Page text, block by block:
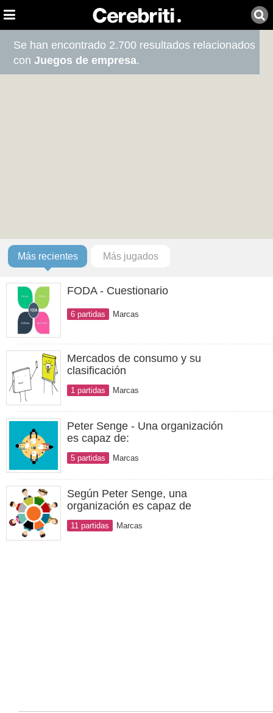
Se han encontrado 2.700 resultados relacionados
conJuegos de empresa.
Más recientes Más jugados
FODA - Cuestionario
6 partidas Marcas
Mercados de consumo y su
clasificación
1 partidas Marcas
Peter Senge - Una organización
es capaz de:
5 partidas Marcas
Según Peter Senge, una
organización es capaz de
11 partidas Marcas